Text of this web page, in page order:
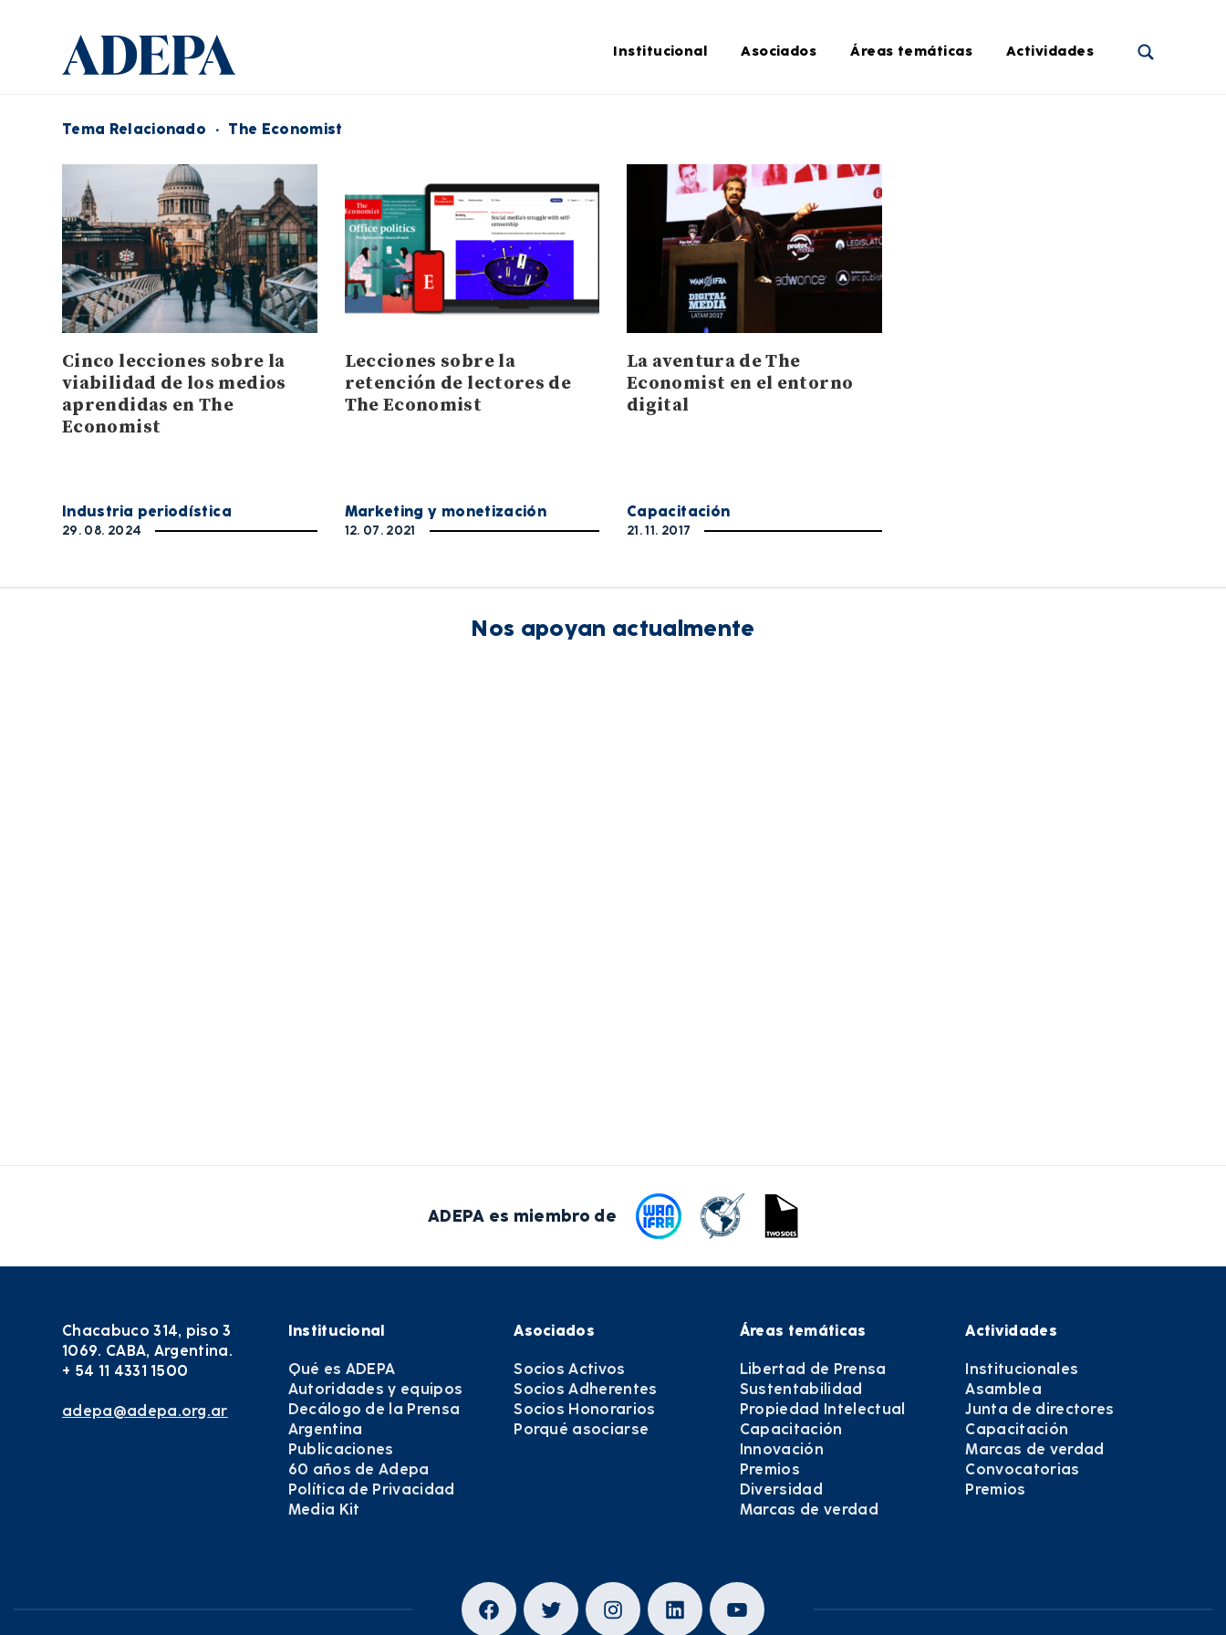
Institucional Asociados Áreas temáticas Actividades
Tema Relacionado · The Economist
Cinco lecciones sobre la
viabilidad de los medios
aprendidas en The
Economist
Industria periodística
29. 08. 2024
Lecciones sobre la
retención de lectores de
The Economist
Marketing y monetización
12. 07. 2021
La aventura de The
Economist en el entorno
digital
Capacitación
21. 11. 2017
Nos apoyan actualmente
ADEPA es miembro de
Chacabuco 314, piso 3
1069. CABA, Argentina.
+ 54 11 4331 1500
adepa@adepa.org.ar
Institucional
Qué es ADEPA
Autoridades y equipos
Decálogo de la Prensa
Argentina
Publicaciones
60 años de Adepa
Política de Privacidad
Media Kit
Asociados
Socios Activos
Socios Adherentes
Socios Honorarios
Porqué asociarse
Áreas temáticas
Libertad de Prensa
Sustentabilidad
Propiedad Intelectual
Capacitación
Innovación
Premios
Diversidad
Marcas de verdad
Actividades
Institucionales
Asamblea
Junta de directores
Capacitación
Marcas de verdad
Convocatorias
Premios
Facebook
TwitterInstagram
LinkedInYouTube